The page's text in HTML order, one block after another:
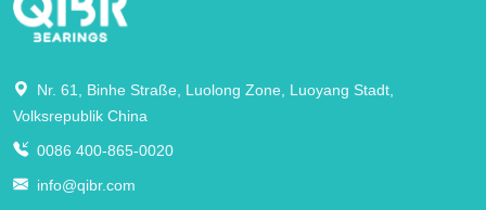
Nr. 61, Binhe Straße, Luolong Zone, Luoyang Stadt,
Volksrepublik China
0086 400-865-0020
info@qibr.com